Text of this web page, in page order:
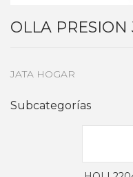
OLLA PRESION
JATA HOGAR
Subcategorías